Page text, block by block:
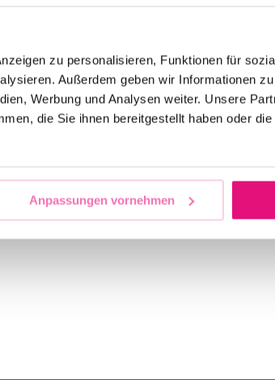
zu personalisieren, Funktionen für
Außerdem geben wir Informationen
Werbung und Analysen weiter. Unsere
die Sie ihnen bereitgestellt haben oder
Anpassungen vornehmen
richtig
am
zahlreich
wurde über
und die
wir waren